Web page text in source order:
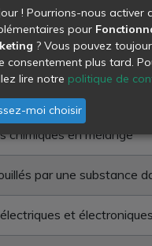
agro-chimiques
utilisés
vernis, encres et
chimiques en mélange
par une substance
et
! Pourrions-nous activer
pour
? Vous pouvez
consentement plus tard.
lire notre politique de
moi choisir